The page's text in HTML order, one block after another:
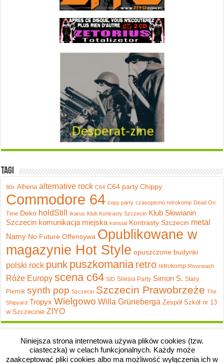
Tagi
80s Alhena alternative rock C64 C64 party Chippy
Commodore 64 copy party czasopismo retrokomp Dead On
Time Deko holdStill Ikarus Klub Kontrasty Szczecin Klub Słowianin
Szczecin komunikacja miejska konstal Kontrasty Szczecin metal
Namy No Future Offensywa Opublikowane w
magazynie Hot Style opuszczone budynki
polski rock punk puszkomania retro retrokomp Riverwash
Róże Europy scena c64 SID Silesia Party Simon S. Stary
Piernik synth pop Szczecin Szczecin Prawobrzeże The
Shipyard Tropyx Wielgowo Willa Grüneberga Zespół Szkół nr 13
w Szczecinie ZIYO
Niniejsza strona internetowa używa plików cookies (tzw.
ciasteczka) w celach funkcjonalnych. Każdy może
zaakceptować pliki cookies albo ma możliwość wyłączenia ich w